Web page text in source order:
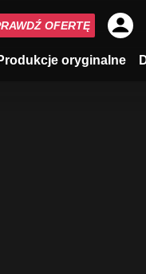
oryginalne
OFERTĘ